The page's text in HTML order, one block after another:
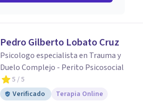
Pedro Gilberto Lobato Cruz
Psicologo especialista en Trauma y
Duelo Complejo - Perito Psicosocial
5 / 5
Verificado
Terapia Online